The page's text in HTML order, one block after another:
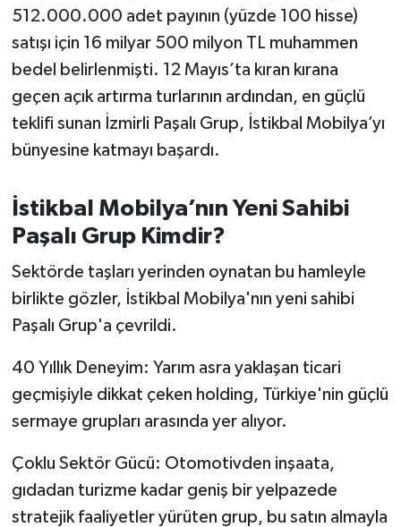
512.000.000 adet payının (yüzde 100 hisse)
satışı için 16 milyar 500 milyon TL muhammen
bedel belirlenmişti. 12 Mayıs’ta kıran kırana
geçen açık artırma turlarının ardından, en güçlü
teklifi sunan İzmirli Paşalı Grup, İstikbal Mobilya’yı
bünyesine katmayı başardı.
İstikbal Mobilya’nın Yeni Sahibi
Paşalı Grup Kimdir?
Sektörde taşları yerinden oynatan bu hamleyle
birlikte gözler, İstikbal Mobilya'nın yeni sahibi
Paşalı Grup'a çevrildi.
40 Yıllık Deneyim: Yarım asra yaklaşan ticari
geçmişiyle dikkat çeken holding, Türkiye'nin güçlü
sermaye grupları arasında yer alıyor.
Çoklu Sektör Gücü: Otomotivden inşaata,
gıdadan turizme kadar geniş bir yelpazede
stratejik faaliyetler yürüten grup, bu satın almayla
SİYASET
Sındırgı
SPOR
SÜRMANŞET
Susurluk
TARİHTE BUGÜN
TEKNOLOJİ
TÜRKİYE
VİZYONDAKİLER